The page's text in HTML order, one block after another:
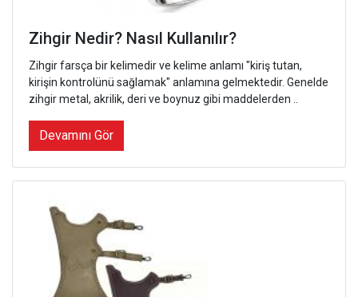
Zihgir Nedir? Nasıl Kullanılır?
Zihgir farsça bir kelimedir ve kelime anlamı "kiriş tutan,
kirişin kontrolünü sağlamak" anlamına gelmektedir. Genelde
zihgir metal, akrilik, deri ve boynuz gibi maddelerden ..
Devamını Gör